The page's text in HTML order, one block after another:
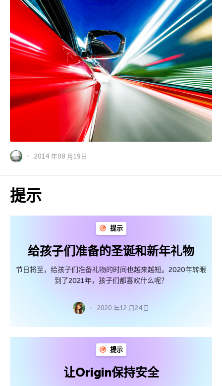
2014 年08 月19日
提示
提示
给孩子们准备的圣诞和新年礼物
节日将至，给孩子们准备礼物的时间也越来越短。2020年转眼
到了2021年，孩子们都喜欢什么呢？
2020 年12 月24日
提示
让Origin保持安全